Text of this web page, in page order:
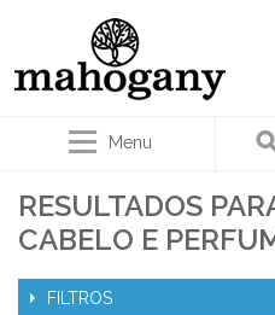
Menu
RESULTADOS
CABELO E
FILTROS